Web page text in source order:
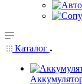
Каталог